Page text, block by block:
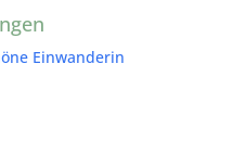
Einwanderin